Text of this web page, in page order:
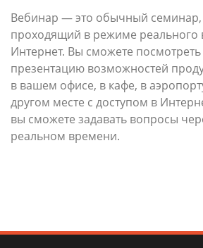
Вебинар — это обычный семинар,
проходящий в режиме реального
Интернет. Вы сможете
презентацию возможностей
в вашем офисе, в кафе, в
другом месте с доступом в
вы сможете задавать вопросы
реальном времени.